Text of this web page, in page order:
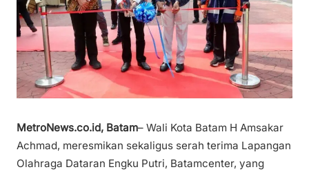
MetroNews.co.id, Batam– Wali Kota Batam H Amsakar
Achmad, meresmikan sekaligus serah terima Lapangan
Olahraga Dataran Engku Putri, Batamcenter, yang